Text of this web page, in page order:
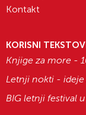
Kontakt
KORISNI
Knjige za more -
Letnji nokti - ideje
BIG letnji festival